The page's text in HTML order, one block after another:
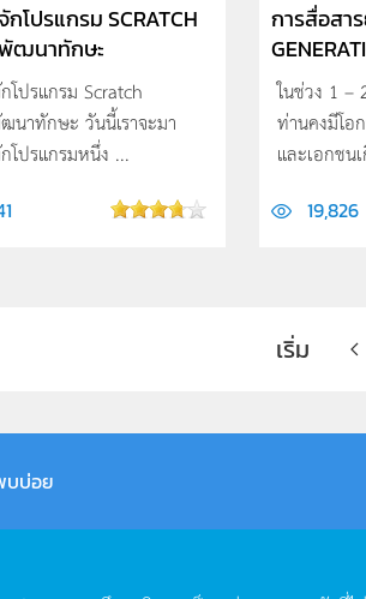
โปรแกรม SCRATCH
ฒนาทักษะ
โปรแกรม Scratch
นาทักษะ วันนี้เราจะมา
โปรแกรมหนึ่ง ...
การสื่อสา
ในช่วง 1 –
ท่านคงมีโอ
และเอกชน
19,826
เริ่ม
บบ่อย